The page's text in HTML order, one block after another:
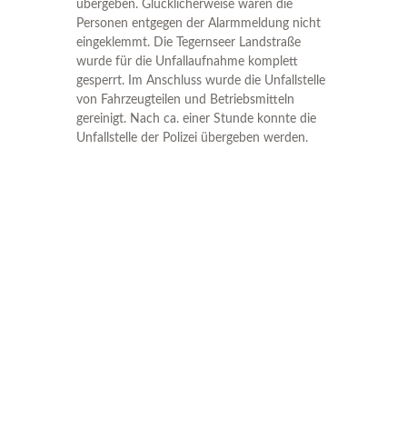
übergeben. Glücklicherweise waren die
Personen entgegen der Alarmmeldung nicht
eingeklemmt. Die Tegernseer Landstraße
wurde für die Unfallaufnahme komplett
gesperrt. Im Anschluss wurde die Unfallstelle
von Fahrzeugteilen und Betriebsmitteln
gereinigt. Nach ca. einer Stunde konnte die
Unfallstelle der Polizei übergeben werden.